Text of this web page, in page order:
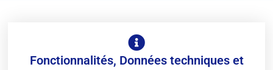
Fonctionnalités, Données techniques et